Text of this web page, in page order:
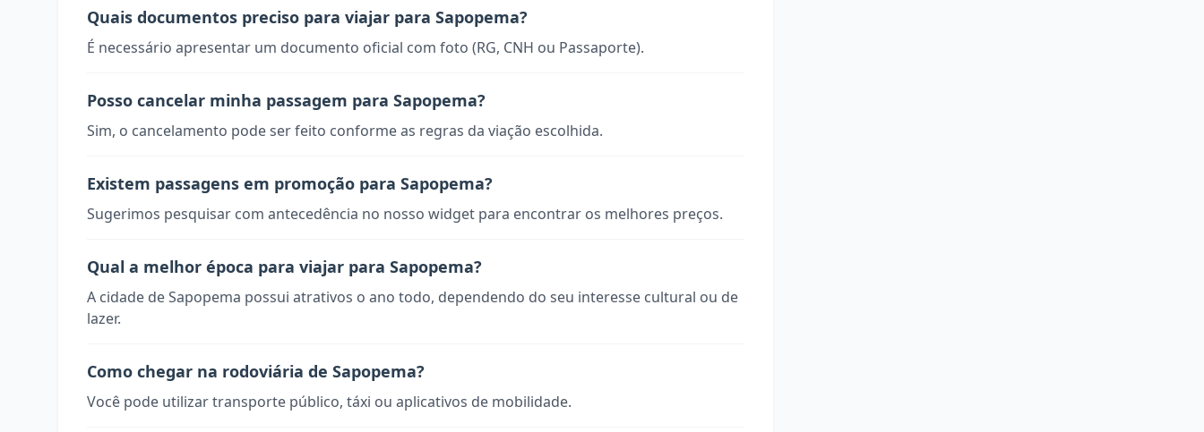
Quais documentos preciso para viajar para Sapopema?
É necessário apresentar um documento oficial com foto (RG, CNH ou Passaporte).
Posso cancelar minha passagem para Sapopema?
Sim, o cancelamento pode ser feito conforme as regras da viação escolhida.
Existem passagens em promoção para Sapopema?
Sugerimos pesquisar com antecedência no nosso widget para encontrar os melhores preços.
Qual a melhor época para viajar para Sapopema?
A cidade de Sapopema possui atrativos o ano todo, dependendo do seu interesse cultural ou de
lazer.
Como chegar na rodoviária de Sapopema?
Você pode utilizar transporte público, táxi ou aplicativos de mobilidade.